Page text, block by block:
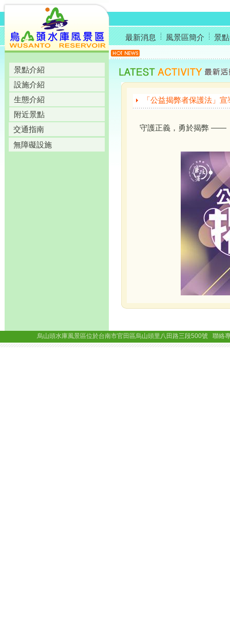
景點介紹
設施介紹
生態介紹
附近景點
交通指南
無障礙設施
最新消息 風景區簡介 景
「公益揭弊者保護法」
守護正義，勇於揭弊 ——
烏山頭水庫風景區位於台南市官田區烏山頭里八田路三段500號 聯